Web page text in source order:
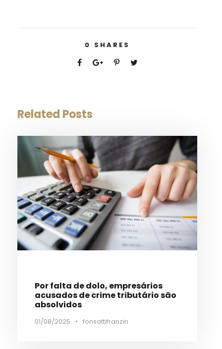
0 SHARES
Related Posts
Por falta de dolo, empresários
acusados de crime tributário são
absolvidos
01/08/2025 • fonsattifranzin